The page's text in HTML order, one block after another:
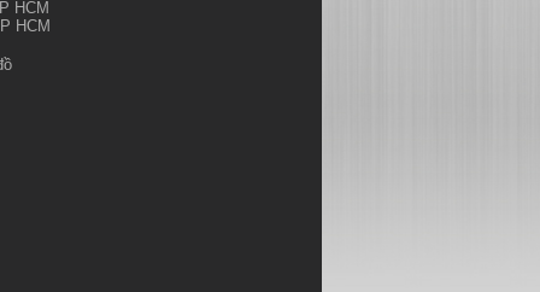
HCM
HCM